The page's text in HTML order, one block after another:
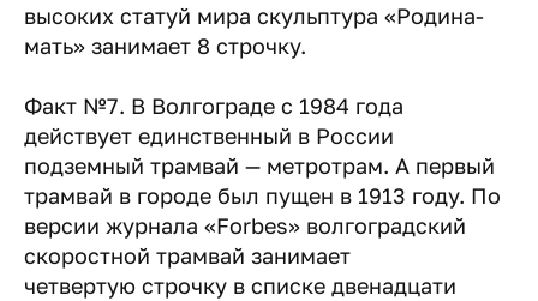
высоких статуй мира скульптура «Родина-
мать» занимает 8 строчку.
Факт №7. В Волгограде с 1984 года
действует единственный в России
подземный трамвай — метротрам. А первый
трамвай в городе был пущен в 1913 году. По
версии журнала «Forbes» волгоградский
скоростной трамвай занимает
четвертую строчку в списке двенадцати